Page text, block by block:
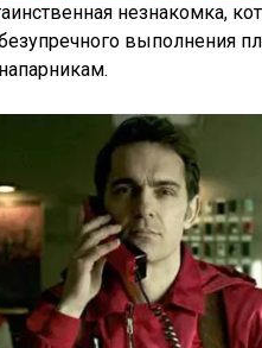
незнакомка,
выполнения